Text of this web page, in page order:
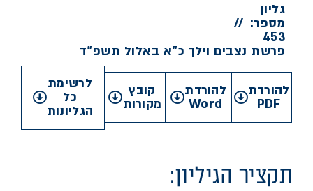
גליון
מספר:
453
//
פרשת נצבים וילך כ"א באלול תשפ"ד
להורדת
PDF
להורדת
Word
קובץ
מקורות
לרשימת
כל
הגליונות
תקציר הגיליון: